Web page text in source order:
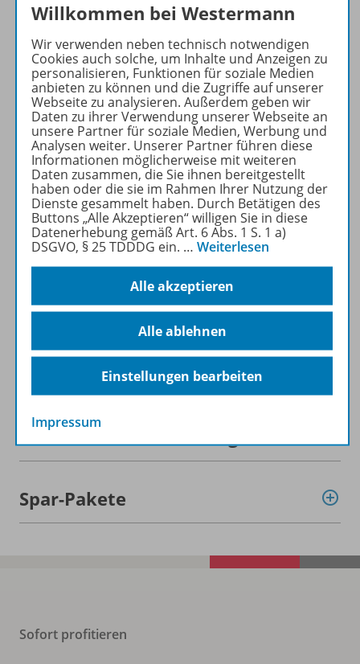
Das führende Magazin für
Transfer!
Ihr Wegweiser zu den
wichtigsten Seiten der GR:
zu den Abo-Angeboten
zum Zeitschriftenkiosk
zum Online-Archiv
Mehr zur Zeitschrift
Informationen
Beschreibung
Weitere Inhalte der Ausgabe
Spar-Pakete
Sofort profitieren
Willkommen bei Westermann
Wir verwenden neben technisch notwendigen
Cookies auch solche, um Inhalte und Anzeigen zu
personalisieren, Funktionen für soziale Medien
anbieten zu können und die Zugriffe auf unserer
Webseite zu analysieren. Außerdem geben wir
Daten zu ihrer Verwendung unserer Webseite an
unsere Partner für soziale Medien, Werbung und
Analysen weiter. Unserer Partner führen diese
Informationen möglicherweise mit weiteren
Daten zusammen, die Sie ihnen bereitgestellt
haben oder die sie im Rahmen Ihrer Nutzung der
Dienste gesammelt haben. Durch Betätigen des
Buttons „Alle Akzeptieren“ willigen Sie in diese
Datenerhebung gemäß Art. 6 Abs. 1 S. 1 a)
DSGVO, § 25 TDDDG ein. … Weiterlesen
Alle akzeptieren
Alle ablehnen
Einstellungen bearbeiten
Impressum